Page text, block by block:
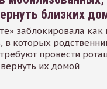
близких
заблокировала
в которых
провести
их домой